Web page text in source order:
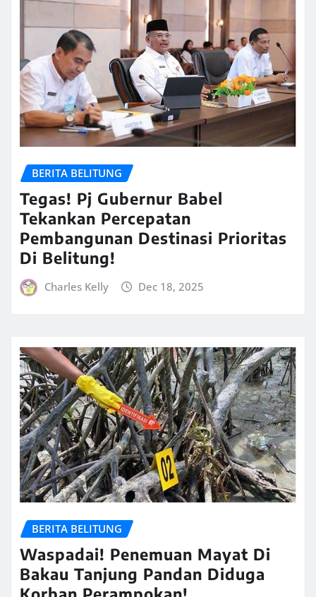
BERITA BELITUNG
Tegas! Pj Gubernur Babel
Tekankan Percepatan
Pembangunan Destinasi Prioritas
Di Belitung!
Charles Kelly Dec 18, 2025
BERITA BELITUNG
Waspadai! Penemuan Mayat Di
Bakau Tanjung Pandan Diduga